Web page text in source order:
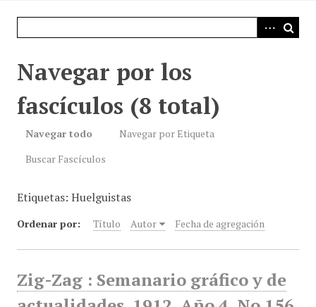
Navegar por los
fascículos (8 total)
Navegar todo
Navegar por Etiqueta
Buscar Fascículos
Etiquetas: Huelguistas
Ordenar por: Título Autor Fecha de agregación
Zig-Zag : Semanario gráfico y de